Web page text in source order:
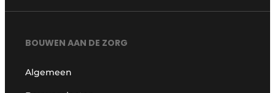
BOUWEN AAN DE ZORG
Algemeen